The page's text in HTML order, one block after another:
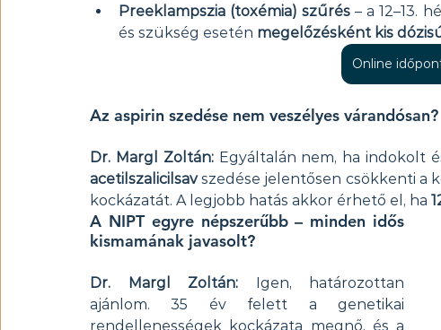
Preeklampszia (toxémia) szűrés – a 12–13.
és szükség esetén megelőzésként kis
Online
Az aspirin szedése nem veszélyes várandósan?
Dr. Margl Zoltán: Egyáltalán nem, ha indokolt
acetilszalicilsav szedése jelentősen csökkenti a
kockázatát. A legjobb hatás akkor érhető el, ha
A NIPT egyre népszerűbb – minden idős
kismamának javasolt?
Dr. Margl Zoltán: Igen, határozottan
ajánlom. 35 év felett a genetikai